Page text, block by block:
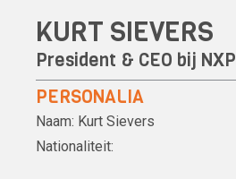
KURT SIEVERS
President & CEO bij NXP
PERSONALIA
Naam: Kurt Sievers
Nationaliteit: